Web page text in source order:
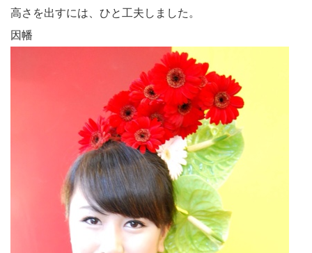
高さを出すには、ひと工夫しました。
因幡